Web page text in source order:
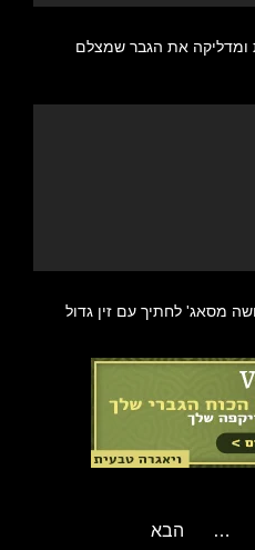
ומדליקה את הגבר שמצלם
מסאג' לחתיך עם זין גדול
… הבא